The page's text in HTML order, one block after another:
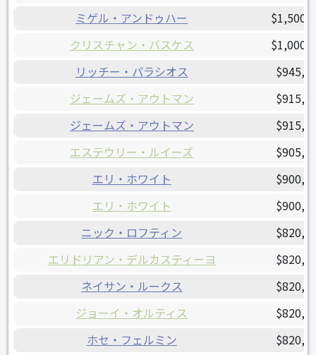
ミゲル・アンドゥハー
クリスチャン・バスケス
リッチー・パラシオス
ジェームズ・アウトマン
ジェームズ・アウトマン
エステウリー・ルイーズ
エリ・ホワイト
エリ・ホワイト
ニック・ロフティン
エリドリアン・デルカスティーヨ
ネイサン・ルークス
ジョーイ・オルティス
ホセ・フェルミン